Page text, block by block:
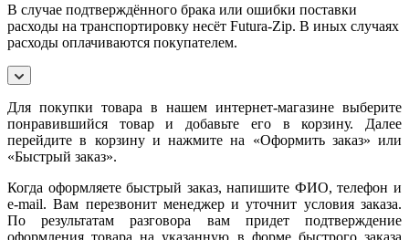
В случае подтверждённого брака или ошибки поставки
расходы на транспортировку несёт Futura-Zip. В иных случаях
расходы оплачиваются покупателем.
Для покупки товара в нашем интернет-магазине выберите
понравившийся товар и добавьте его в корзину. Далее
перейдите в корзину и нажмите на «Оформить заказ» или
«Быстрый заказ».
Когда оформляете быстрый заказ, напишите ФИО, телефон и
e-mail. Вам перезвонит менеджер и уточнит условия заказа.
По результатам разговора вам придет подтверждение
оформления товара на указанную в форме быстрого заказа